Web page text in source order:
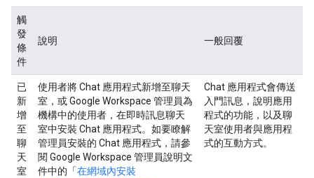
觸
發
條
件
說明 一般回覆
已
新
增
至
聊
天
室
使用者將 Chat 應用程式新增至聊天
室，或 Google Workspace 管理員為
機構中的使用者，在即時訊息聊天
室中安裝 Chat 應用程式。如要瞭解
管理員安裝的 Chat 應用程式，請參
閱 Google Workspace 管理員說明文
件中的「在網域內安裝
Chat 應用程式會傳送
入門訊息，說明應用
程式的功能，以及聊
天室使用者與應用程
式的互動方式。